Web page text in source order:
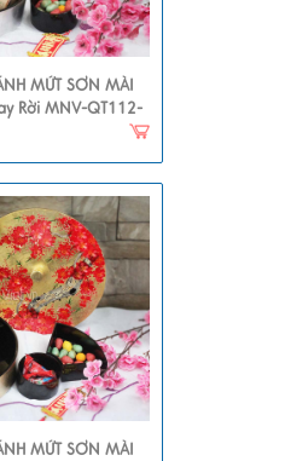
MỨT SƠN MÀI
Rời MNV-QT112-
MỨT SƠN MÀI